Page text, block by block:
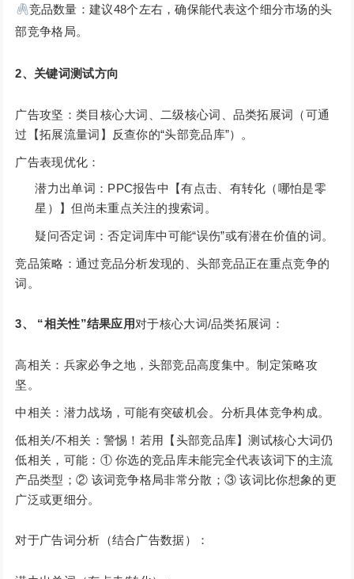
竞品数量：建议48个左右，确保能代表这个细分市场的头
部竞争格局。
2、关键词测试方向
广告攻坚：类目核心大词、二级核心词、品类拓展词（可通
过【拓展流量词】反查你的“头部竞品库”）。
广告表现优化：
潜力出单词：PPC报告中【有点击、有转化（哪怕是零
星）】但尚未重点关注的搜索词。
疑问否定词：否定词库中可能“误伤”或有潜在价值的词。
竞品策略：通过竞品分析发现的、头部竞品正在重点竞争的
词。
3、 “相关性”结果应用对于核心大词/品类拓展词：
高相关：兵家必争之地，头部竞品高度集中。制定策略攻
坚。
中相关：潜力战场，可能有突破机会。分析具体竞争构成。
低相关/不相关：警惕！若用【头部竞品库】测试核心大词仍
低相关，可能：① 你选的竞品库未能完全代表该词下的主流
产品类型；② 该词竞争格局非常分散；③ 该词比你想象的更
广泛或更细分。
对于广告词分析（结合广告数据）：